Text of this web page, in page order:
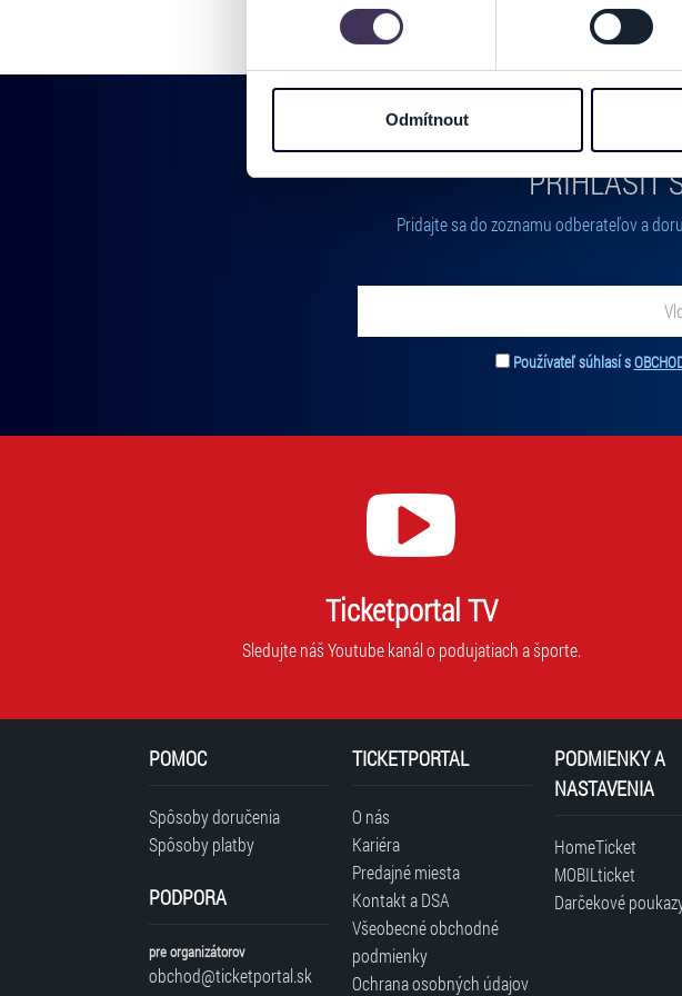
můžete kdykoliv změnit nebo odvolat v části
informace o vašem zařízení nebo vaší aktivitě na
osobní údaje. Získané informace používáme např.
Jaké typy cookies používáme, naleznete níže.
můžete kdykoliv změnit v zápatí stránky v záložce
Odmítnout
PRIHLÁSIŤ
Pridajte sa do zoznamu odberateľov a
Zadajte svoju e-mailovú adresu, na ktorú vám budeme zasielať novinky. Vaša adresa
Používateľ súhlasí s
Ticketportal TV
Sledujte náš Youtube kanál o podujatiach a športe.
POMOC
Spôsoby doručenia
Spôsoby platby
PODPORA
pre organizátorov
obchod@ticketportal.sk
TICKETPORTAL
O nás
Kariéra
Predajné miesta
Kontakt a DSA
Všeobecné obchodné
podmienky
Ochrana osobných údajov
PODMIENKY A
NASTAVENIA
HomeTicket
MOBILticket
Darčekové